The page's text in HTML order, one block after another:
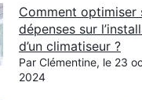
Comment optimiser
dépenses sur
d’un climatiseur ?
Par Clémentine, le 23
2024